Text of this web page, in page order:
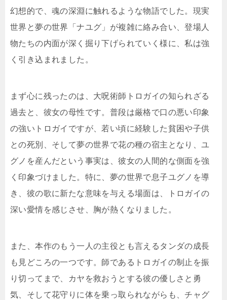
幻想的で、魂の深淵に触れるような物語でした。現実
世界と夢の世界「ナユグ」が複雑に絡み合い、登場人
物たちの内面が深く掘り下げられていく様に、私は強
く引き込まれました。
まず心に残ったのは、大呪術師トロガイの知られざる
過去と、彼女の母性です。普段は厳格で口の悪い印象
の強いトロガイですが、若い頃に経験した貧困や子供
との死別、そして夢の世界で花の種の宿主となり、ユ
グノを産んだという事実は、彼女の人間的な側面を強
く印象づけました。特に、夢の世界で息子ユグノを導
き、彼の歌に新たな意味を与える場面は、トロガイの
深い愛情を感じさせ、胸が熱くなりました。
また、本作のもう一人の主役とも言えるタンダの成長
も見どころの一つです。師であるトロガイの制止を振
り切ってまで、カヤを救おうとする彼の優しさと勇
気、そして花守りに体を乗っ取られながらも、チャグ